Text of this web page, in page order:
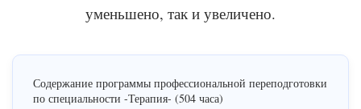
уменьшено, так и увеличено.
Содержание программы профессиональной переподготовки
по специальности -Терапия- (504 часа)